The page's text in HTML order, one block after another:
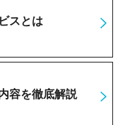
スとは
容を徹底解説